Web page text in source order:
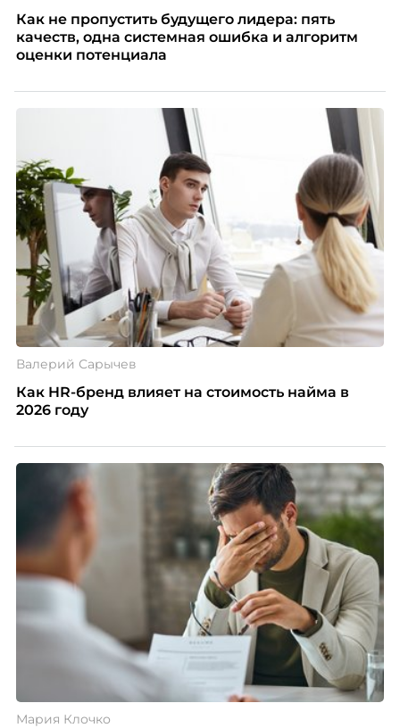
Как не пропустить будущего лидера: пять
качеств, одна системная ошибка и алгоритм
оценки потенциала
Валерий Сарычев
Как HR-бренд влияет на стоимость найма в
2026 году
Мария Клочко